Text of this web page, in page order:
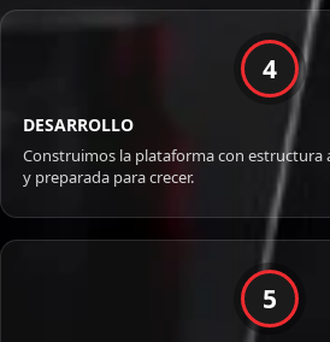
4
DESARROLLO
Construimos la plataforma con estructura
y preparada para crecer.
5